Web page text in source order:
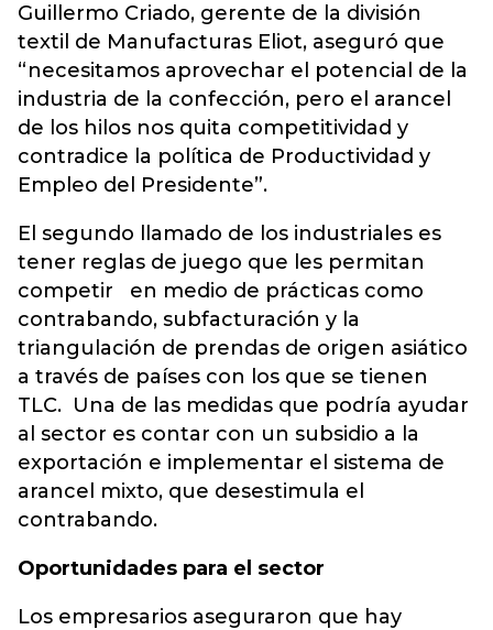
Guillermo Criado, gerente de la división
textil de Manufacturas Eliot, aseguró que
“necesitamos aprovechar el potencial de la
industria de la confección, pero el arancel
de los hilos nos quita competitividad y
contradice la política de Productividad y
Empleo del Presidente”.
El segundo llamado de los industriales es
tener reglas de juego que les permitan
competir en medio de prácticas como
contrabando, subfacturación y la
triangulación de prendas de origen asiático
a través de países con los que se tienen
TLC. Una de las medidas que podría ayudar
al sector es contar con un subsidio a la
exportación e implementar el sistema de
arancel mixto, que desestimula el
contrabando.
Oportunidades para el sector
Los empresarios aseguraron que hay